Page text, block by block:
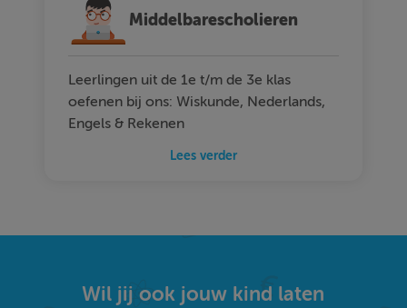
Middelbarescholieren
Leerlingen uit de 1e t/m de 3e klas
oefenen bij ons: Wiskunde, Nederlands,
Engels & Rekenen
Lees verder
Wil jij ook jouw kind laten